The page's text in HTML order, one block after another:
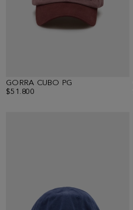
GORRA CUBO PG
$51.800